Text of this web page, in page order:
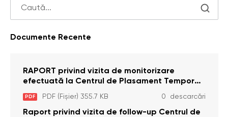
Documente Recente
RAPORT privind vizita de monitorizare
efectuată la Centrul de Plasament Temporar
pentru Persoane cu Dizabilități (Adulte) din s.
Brînzeni, r. Edineț, din data de 25 mai 2026
PDF PDF (Fișier) 355.7 KB 0 descarcări
Raport privind vizita de follow-up Centrul de